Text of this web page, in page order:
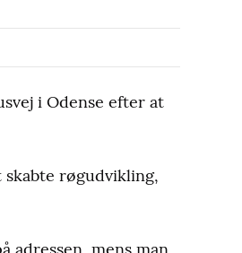
i Odense efter at
røgudvikling,
adressen, mens man